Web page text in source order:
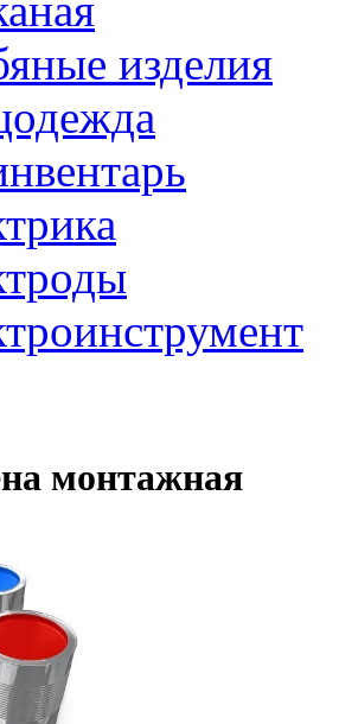
изделия
монтажная